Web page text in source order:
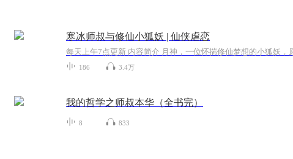
寒冰师叔与修仙小狐妖 | 仙侠虐恋
186 3.4万
我的哲学之师叔本华（全书完）
8 833